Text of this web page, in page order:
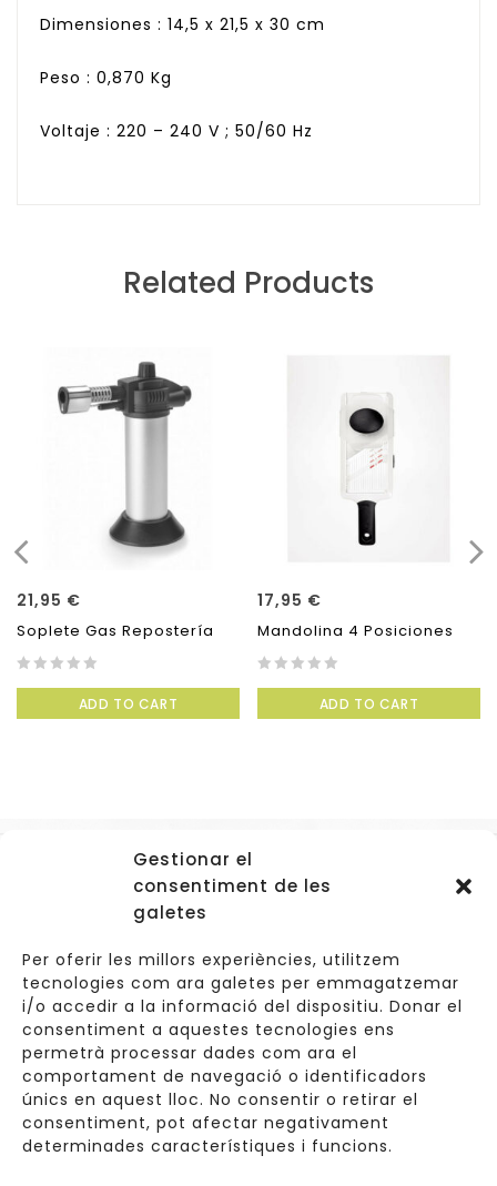
Gestionar el
consentiment de les
galetes
Per oferir les millors experiències, utilitzem
tecnologies com ara galetes per emmagatzemar
i/o accedir a la informació del dispositiu. Donar el
consentiment a aquestes tecnologies ens
permetrà processar dades com ara el
comportament de navegació o identificadors
únics en aquest lloc. No consentir o retirar el
consentiment, pot afectar negativament
determinades característiques i funcions.
Dimensiones : 14,5 x 21,5 x 30 cm
Peso : 0,870 Kg
Voltaje : 220 – 240 V ; 50/60 Hz
Related Products
21,95 €
Soplete Gas Repostería
of
ADD TO CART
17,95 €
Mandolina 4 Posiciones
of
ADD TO CART
Carrer de Valldoreix 45, 08172 Sant Cugat del Vallès
933 157 807 | 691967537
info@cuinetes.shop